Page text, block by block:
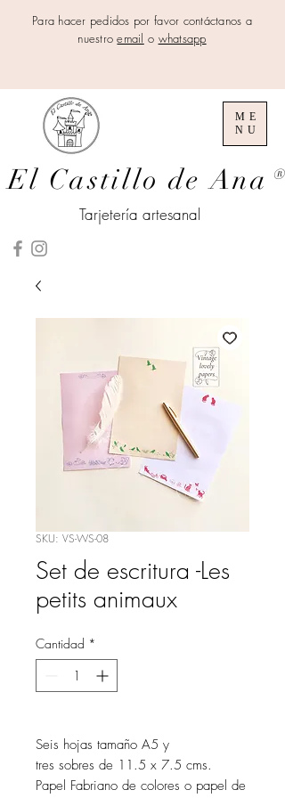
Para hacer pedidos por favor contáctanos a
nuestroemail o whatsapp
El Castillo de Ana ®
ME
NU
Tarjetería artesanal
SKU: VS-WS-08
Set de escritura -Les
petits animaux
Cantidad *
Seis hojas tamaño A5 y
tres sobres de 11.5 x 7.5 cms.
Papel Fabriano de colores o papel de